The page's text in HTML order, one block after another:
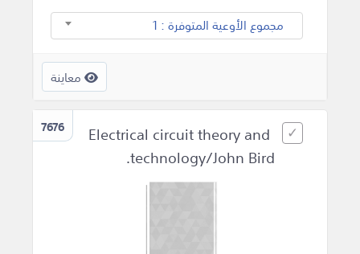
مجموع الأوعية المتوفرة : 1
معاينة
7676
Electrical circuit theory and
technology/John Bird.